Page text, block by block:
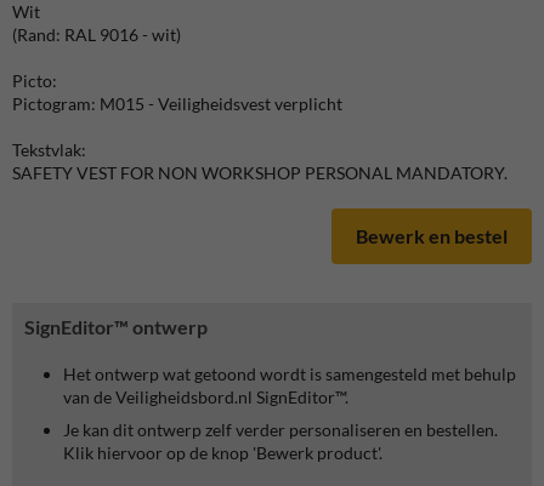
SignEditor™ ontwerp
Het ontwerp wat getoond wordt is samengesteld met behulp
van de Veiligheidsbord.nl SignEditor™.
Je kan dit ontwerp zelf verder personaliseren en bestellen.
Klik hiervoor op de knop 'Bewerk product'.
Wit
(Rand: RAL 9016 - wit)
Picto:
Pictogram: M015 - Veiligheidsvest verplicht
Tekstvlak:
SAFETY VEST FOR NON WORKSHOP PERSONAL MANDATORY.
Bewerk en bestel